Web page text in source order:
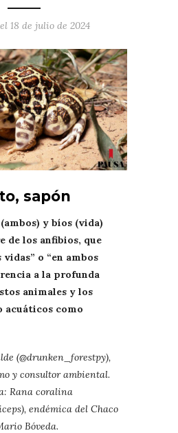
18 de julio de 2024
sapón
y bíos (vida)
de los anfibios, que
o “en ambos
a la profunda
animales y los
acuáticos como
(@drunken_forestpy),
y consultor ambiental.
Rana coralina
endémica del Chaco
Bóveda.